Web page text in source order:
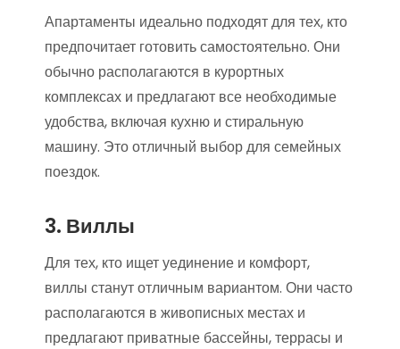
Апартаменты идеально подходят для тех, кто
предпочитает готовить самостоятельно. Они
обычно располагаются в курортных
комплексах и предлагают все необходимые
удобства, включая кухню и стиральную
машину. Это отличный выбор для семейных
поездок.
3. Виллы
Для тех, кто ищет уединение и комфорт,
виллы станут отличным вариантом. Они часто
располагаются в живописных местах и
предлагают приватные бассейны, террасы и